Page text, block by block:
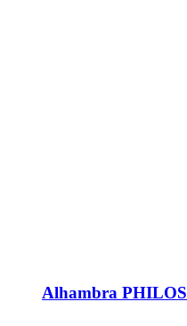
عطر الحمبرا فیلوس مسنجر | Alhambra PHILOS